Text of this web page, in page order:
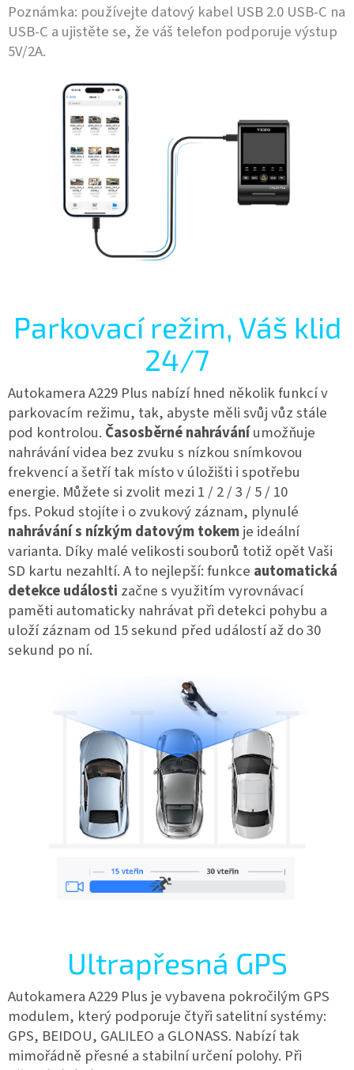
Poznámka: používejte datový kabel USB 2.0 USB-C na
USB-C a ujistěte se, že váš telefon podporuje výstup
5V/2A.
Parkovací režim, Váš klid
24/7
Autokamera A229 Plus nabízí hned několik funkcí v
parkovacím režimu, tak, abyste měli svůj vůz stále
pod kontrolou. Časosběrné nahráváníumožňuje
nahrávání videa bez zvuku s nízkou snímkovou
frekvencí a šetří tak místo v úložišti i spotřebu
energie. Můžete si zvolit mezi 1 / 2 / 3 / 5 / 10
fps. Pokud stojíte i o zvukový záznam, plynulé
nahrávání s nízkým datovým tokemje ideální
varianta. Díky malé velikosti souborů totiž opět Vaši
SD kartu nezahltí. A to nejlepší: funkce automatická
detekce události začne s využitím vyrovnávací
paměti automaticky nahrávat při detekci pohybu a
uloží záznam od 15 sekund před událostí až do 30
sekund po ní.
Ultrapřesná GPS
Autokamera A229 Plus je vybavena pokročilým GPS
modulem, který podporuje čtyři satelitní systémy:
GPS, BEIDOU, GALILEO a GLONASS. Nabízí tak
mimořádně přesné a stabilní určení polohy. Při